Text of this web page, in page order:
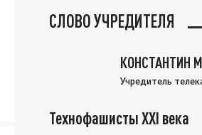
СЛОВО УЧРЕДИТЕЛЯ
КОНСТАНТИН
Учредитель
Технофашисты XXI века